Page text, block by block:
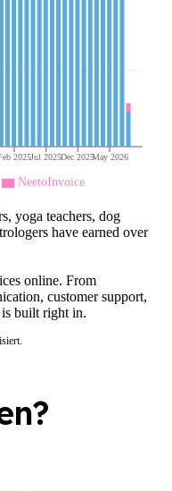
2025Jul 2025Dec 2025May 2026
NeetoInvoice
yoga teachers, dog
have earned over
online. From
customer support,
is built right in.